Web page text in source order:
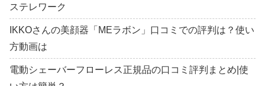
ステレワーク
IKKOさんの美顔器「MEラボン」口コミでの評判は？使い
方動画は
電動シェーバーフローレス正規品の口コミ評判まとめ|使